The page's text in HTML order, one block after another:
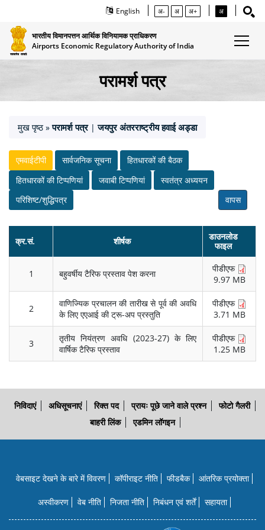
English अ- अ अ+ अ
भारतीय विमानपत्तन आर्थिक विनियामक प्राधिकरण
Airports Economic Regulatory Authority of India
परामर्श पत्र
मुख पृष्ठ » परामर्श पत्र |जयपुर अंतरराष्‍ट्रीय हवाई अड्डा
एमवाईटीपी सार्वजनिक सूचना
हितधारकों की बैठक
हितधारकों की टिप्‍पणियां
जवाबी टिप्‍पणियां
स्‍वतंत्र अध्‍ययन
परिशिष्ट/शुद्धिपत्र
वापस
क्र.सं. शीर्षक
डाउनलोड
फाइल
1 बहुवर्षीय टैरिफ प्रस्‍ताव पेश करना
पीडीएफ
9.97 MB
2
वाणिज्यिक प्रचालन की तारीख से पूर्व की अवधि
के लिए एएआई की ट्रू-अप प्रस्‍तुति
पीडीएफ
3.71 MB
3
तृतीय नियंत्रण अवधि (2023-27) के लिए
वार्षिक टैरिफ प्रस्‍ताव
पीडीएफ
1.25 MB
निविदाएं अधिसूचनाएं रिक्त पद प्रायः पूछे जाने वाले प्रश्न
फोटो गैलरी
बाहरी लिंक
एडमिन लॉगइन
वेबसाइट देखने के बारे में विवरण कॉपीराइट नीति फीडबैक आंतरिक प्रयोक्‍ता
अस्वीकरण वेब नीति निजता नीति निबंधन एवं शर्तें सहायता